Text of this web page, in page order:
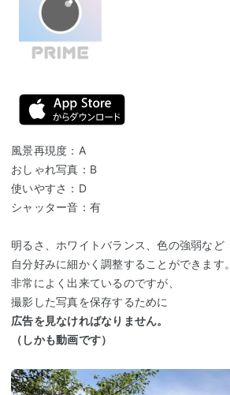
風景再現度：A
おしゃれ写真：B
使いやすさ：D
シャッター音：有
明るさ、ホワイトバランス、色の強弱など
自分好みに細かく調整することができます。
非常によく出来ているのですが、
撮影した写真を保存するために
広告を見なければなりません。
（しかも動画です）